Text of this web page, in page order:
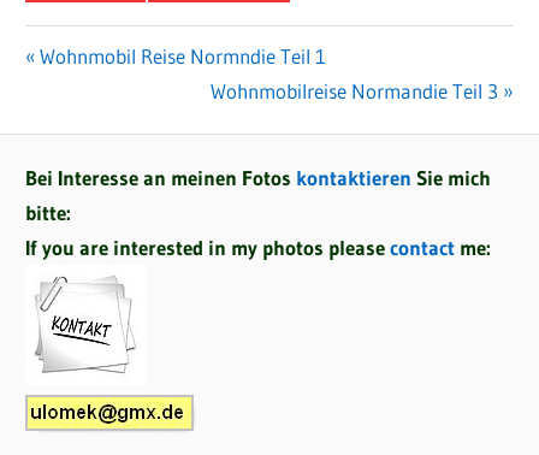
Beitragsnavigation
Vorheriger
Wohnmobil Reise Normndie Teil 1
Nächster
Wohnmobilreise Normandie Teil 3
Bei Interesse an meinen Fotos kontaktieren Sie mich
bitte:
If you are interested in my photos pleasecontact me: